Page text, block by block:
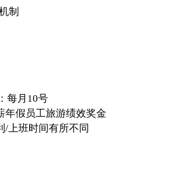
制
每月10号
年假 员工旅游绩效奖金
/上班时间有所不同